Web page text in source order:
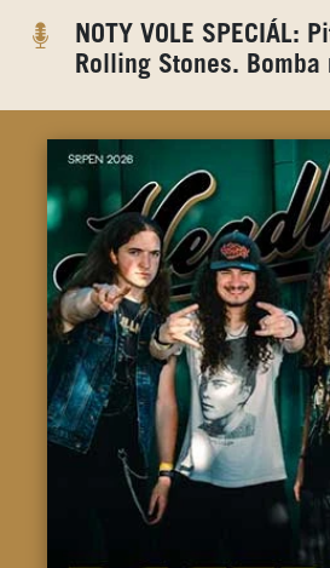
NOTY VOLE SPECIÁL:
Rolling Stones. Bomba